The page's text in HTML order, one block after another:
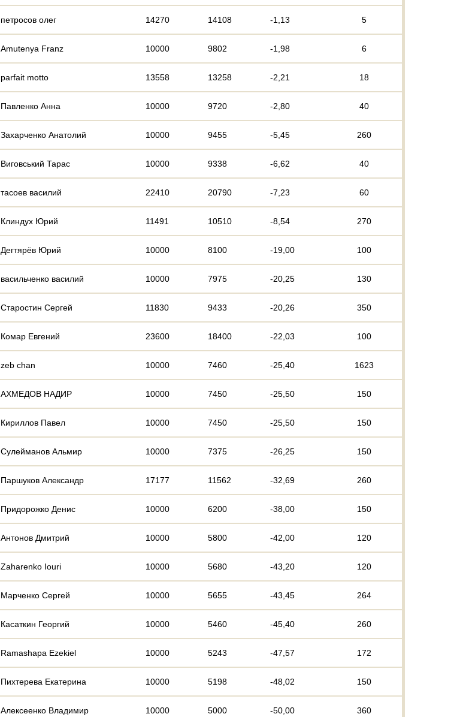
петросов олег 14270 14108 -1,13 5
Amutenya Franz 10000 9802 -1,98 6
parfait motto 13558 13258 -2,21 18
Павленко Анна 10000 9720 -2,80 40
Захарченко Анатолий 10000 9455 -5,45 260
Виговський Тарас 10000 9338 -6,62 40
тасоев василий 22410 20790 -7,23 60
Клиндух Юрий 11491 10510 -8,54 270
Дегтярёв Юрий 10000 8100 -19,00 100
васильченко василий 10000 7975 -20,25 130
Старостин Сергей 11830 9433 -20,26 350
Комар Евгений 23600 18400 -22,03 100
zeb chan 10000 7460 -25,40 1623
АХМЕДОВ НАДИР 10000 7450 -25,50 150
Кириллов Павел 10000 7450 -25,50 150
Сулейманов Альмир 10000 7375 -26,25 150
Паршуков Александр 17177 11562 -32,69 260
Придорожко Денис 10000 6200 -38,00 150
Антонов Дмитрий 10000 5800 -42,00 120
Zaharenko Iouri 10000 5680 -43,20 120
Марченко Сергей 10000 5655 -43,45 264
Касаткин Георгий 10000 5460 -45,40 260
Ramashapa Ezekiel 10000 5243 -47,57 172
Пихтерева Екатерина 10000 5198 -48,02 150
Алексеенко Владимир 10000 5000 -50,00 360